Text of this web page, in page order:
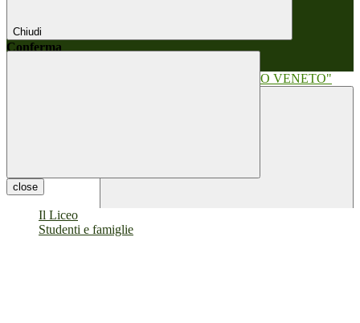
Chiudi
Conferma
close
Il Liceo
Studenti e famiglie